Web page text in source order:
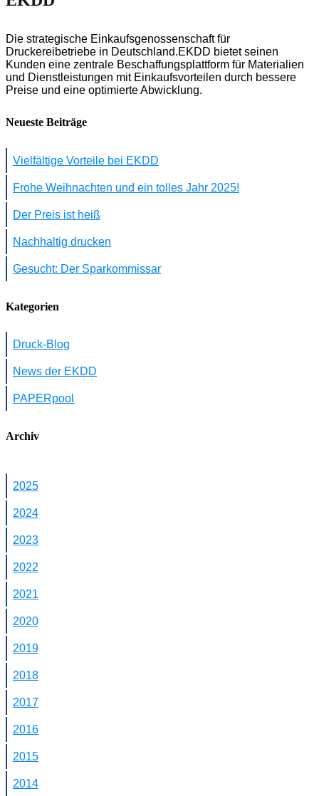
Die strategische Einkaufsgenossenschaft für
Druckereibetriebe in Deutschland.EKDD bietet seinen
Kunden eine zentrale Beschaffungsplattform für Materialien
und Dienstleistungen mit Einkaufsvorteilen durch bessere
Preise und eine optimierte Abwicklung.
Neueste Beiträge
Vielfältige Vorteile bei EKDD
Frohe Weihnachten und ein tolles Jahr 2025!
Der Preis ist heiß
Nachhaltig drucken
Gesucht: Der Sparkommissar
Kategorien
Druck-Blog
News der EKDD
PAPERpool
Archiv
2025
2024
2023
2022
2021
2020
2019
2018
2017
2016
2015
2014